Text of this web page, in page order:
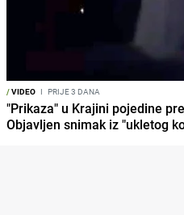
/VIDEO I PRIJE 3 DANA
"Prikaza" u Krajini pojedine
Objavljen snimak iz "ukletog